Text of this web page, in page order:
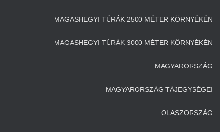
MAGASHEGYI TÚRÁK 2500 MÉTER KÖRNYÉKÉN
MAGASHEGYI TÚRÁK 3000 MÉTER KÖRNYÉKÉN
MAGYARORSZÁG
MAGYARORSZÁG TÁJEGYSÉGEI
OLASZORSZÁG